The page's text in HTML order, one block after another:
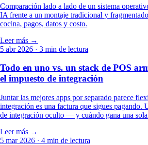
Comparación lado a lado de un sistema
IA frente a un montaje tradicional y
cocina, pagos, datos y costo.
Leer más →
5 abr 2026 · 3 min de lectura
Todo en uno vs. un stack de POS
el impuesto de integración
Juntar las mejores apps por separado parece
integración es una factura que sigues pagando.
de integración oculto — y cuándo gana una
Leer más →
5 mar 2026 · 4 min de lectura